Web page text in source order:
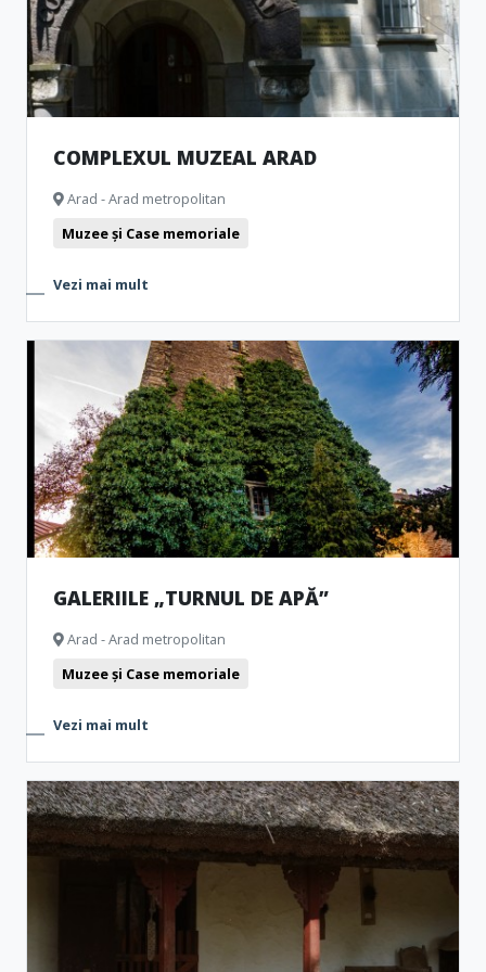
COMPLEXUL MUZEAL ARAD
Arad - Arad metropolitan
Muzee și Case memoriale
Vezi mai mult
GALERIILE „TURNUL DE APĂ”
Arad - Arad metropolitan
Muzee și Case memoriale
Vezi mai mult